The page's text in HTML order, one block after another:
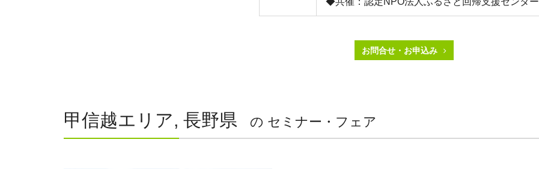
お問合せ・お申込み
甲信越エリア, 長野県 の セミナー・フェア